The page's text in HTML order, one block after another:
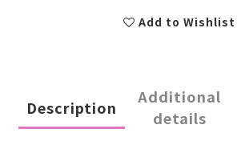
Add to Wishlist
Description
Additional
details